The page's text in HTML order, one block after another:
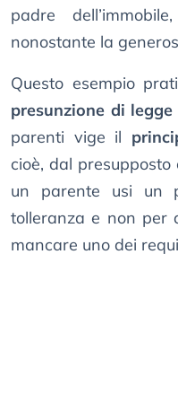
padre
nonostante la
Questo esempio
presunzione di legge
parenti vige il
cioè, dal
un parente usi un
tolleranza e non per
mancare uno dei